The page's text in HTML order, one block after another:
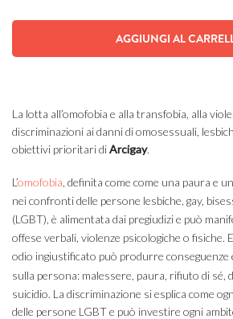
AGGIUNGI AL
La lotta all’omofobia e alla transfobia, alla
discriminazioni ai danni di omosessuali,
obiettivi prioritari diArcigay.
L’omofobia definita come come una paura e
nei confronti delle persone lesbiche, gay,
(LGBT), è alimentata dai pregiudizi e può
offese verbali, violenze psicologiche o fisiche.
odio ingiustificato può produrre conseguenze
sulla persona: malessere, paura, rifiuto di sé,
suicidio. La discriminazione si esplica come
delle persone LGBT e può investire ogni